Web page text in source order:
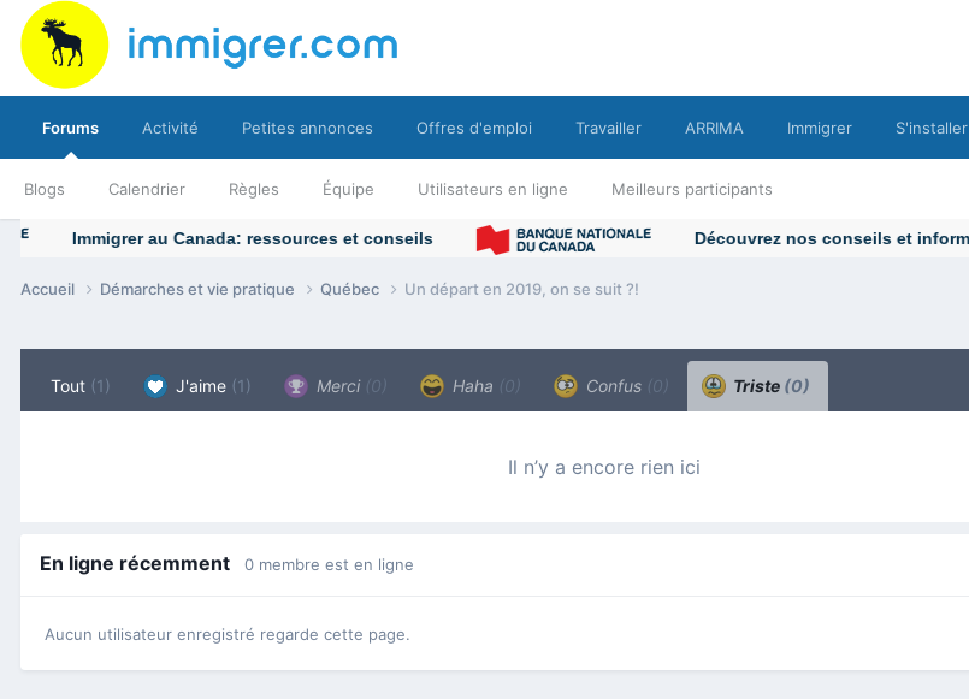
Forums
Blogs Calendrier Règles Équipe Utilisateurs en ligne Meilleurs participants
Activité Petites annonces Offres d'emploi Travailler ARRIMA Immigrer S'installer
Accueil Démarches et vie pratique Québec Un départ en 2019, on se suit ?!
Tout (1) J'aime (1) Merci (0) Haha (0) Confus (0) Triste (0)
Il n’y a encore rien ici
En ligne récemment 0 membre est en ligne
Aucun utilisateur enregistré regarde cette page.